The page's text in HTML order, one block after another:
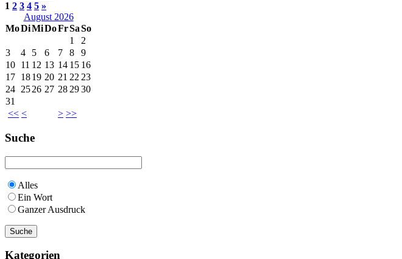
1 2 3 4 5 »
August 2026
MoDiMiDoFrSaSo
<< < > >>
1
2
3
4 5 6 7 8
9
10 11 12 13 14 15 16
17 1819 20 21 22 23
24 2526 27 28 2930
31
Suche
Alles
Ein Wort
Ganzer Ausdruck
Kategorien